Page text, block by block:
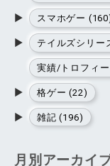
▶ スマホゲー
▶ テイルズシリー
実績/トロフィ
▶ 格ゲー (22)
▶ 雑記 (196)
月別アーカイ